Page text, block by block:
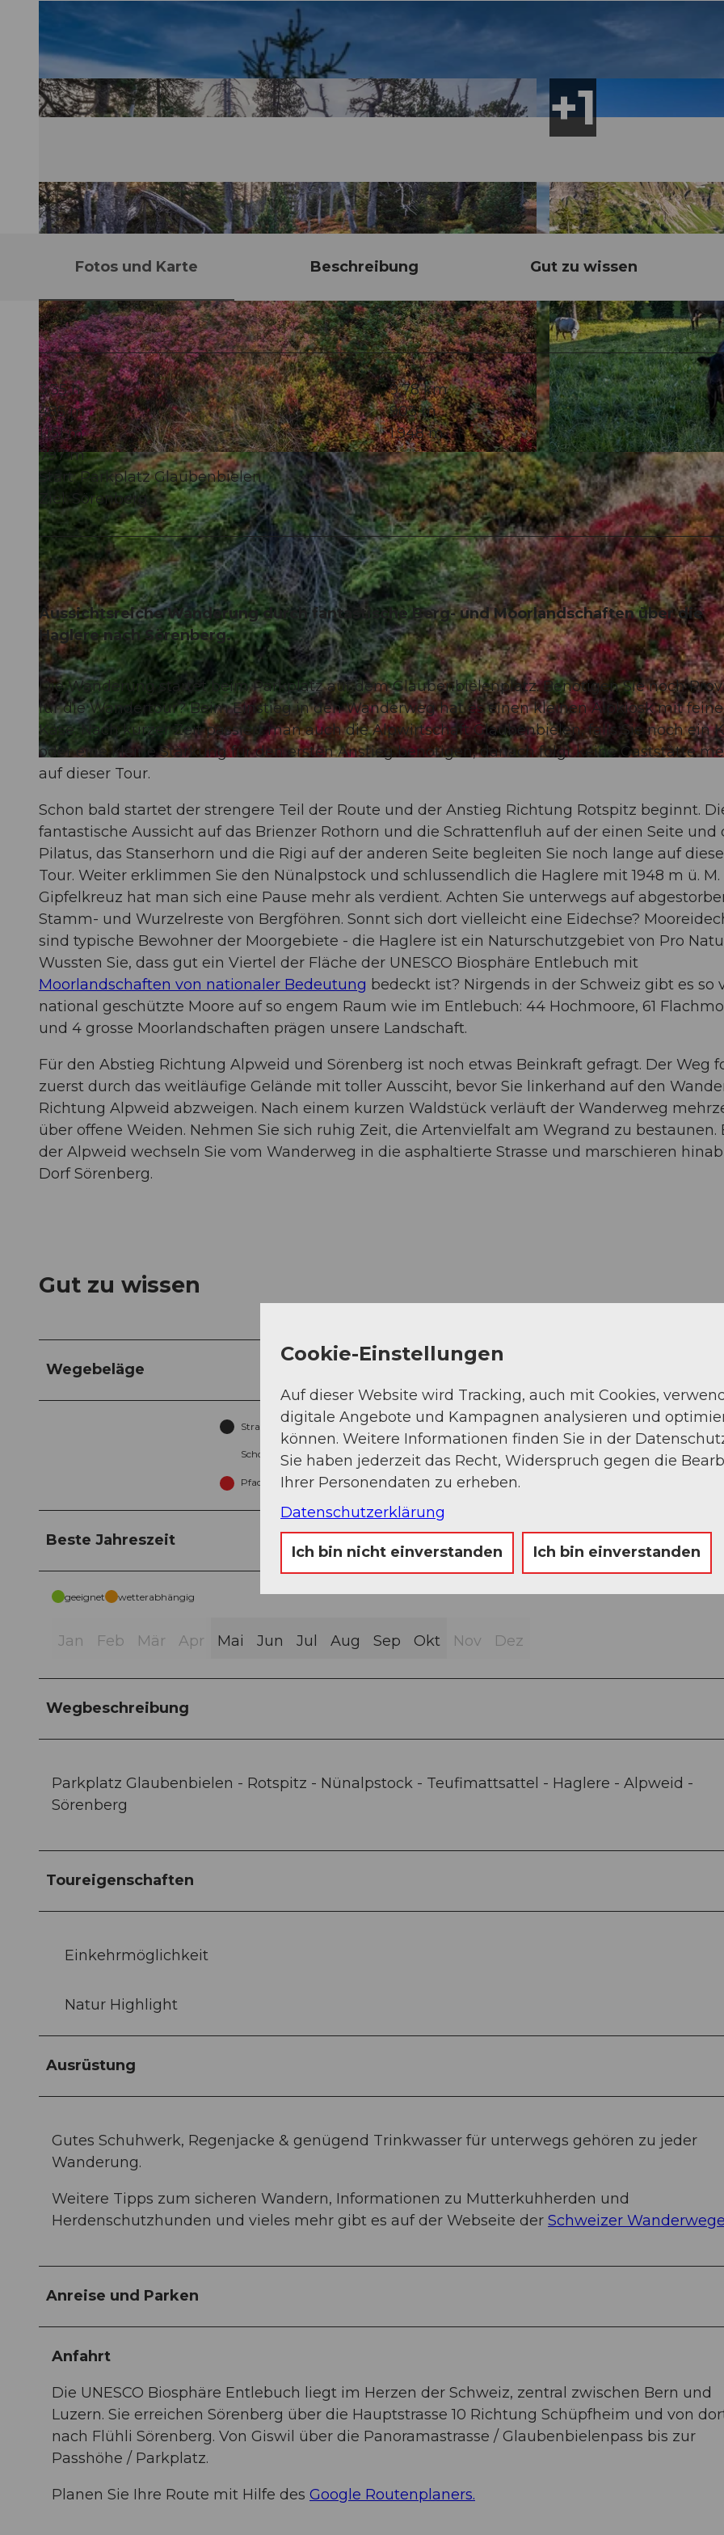
© Martin Mägli, UNESCO Biosphäre Entlebuch © Martin Mägli, UNESCO Biosphäre Entlebuch
Fotos und Karte Beschreibung Gut zu wissen
3:35 h
9,78 km
485 m
903 m
1.151 m
1.948 m
797 m
Start: Parkplatz Glaubenbielen
Ziel: Sörenberg
Aussichtsreiche Wanderung durch fantastische Berg- und Moorlandschaften über die
Haglere nach Sörenberg.
Die Wanderung startet beim Parkplatz auf dem Glaubenbielenplatz. Benötigen Sie noch
für die Wandertour? Beim Einstieg in den Wanderweg hat es einen kleinen Alpkiosk mit
Käse. Nach kurzer Zeit passiert man auch die Alpwirtschaft Glaubenbielen, falls Sie noch ein
oder eine kleine Stärkung für den ersten Anstieg benötigen, danach folgt keine Gaststätte
auf dieser Tour.
Schon bald startet der strengere Teil der Route und der Anstieg Richtung Rotspitz beginnt.
fantastische Aussicht auf das Brienzer Rothorn und die Schrattenfluh auf der einen Seite und
Pilatus, das Stanserhorn und die Rigi auf der anderen Seite begleiten Sie noch lange auf
Tour. Weiter erklimmen Sie den Nünalpstock und schlussendlich die Haglere mit 1948 m ü. M.
Gipfelkreuz hat man sich eine Pause mehr als verdient. Achten Sie unterwegs auf
Stamm- und Wurzelreste von Bergföhren. Sonnt sich dort vielleicht eine Eidechse?
sind typische Bewohner der Moorgebiete - die Haglere ist ein Naturschutzgebiet von Pro
Wussten Sie, dass gut ein Viertel der Fläche der UNESCO Biosphäre Entlebuch mit
Moorlandschaften von nationaler Bedeutung bedeckt ist? Nirgends in der Schweiz gibt es so
national geschützte Moore auf so engem Raum wie im Entlebuch: 44 Hochmoore, 61
und 4 grosse Moorlandschaften prägen unsere Landschaft.
Für den Abstieg Richtung Alpweid und Sörenberg ist noch etwas Beinkraft gefragt. Der Weg
zuerst durch das weitläufige Gelände mit toller Aussciht, bevor Sie linkerhand auf den
Richtung Alpweid abzweigen. Nach einem kurzen Waldstück verläuft der Wanderweg
über offene Weiden. Nehmen Sie sich ruhig Zeit, die Artenvielfalt am Wegrand zu bestaunen.
der Alpweid wechseln Sie vom Wanderweg in die asphaltierte Strasse und marschieren
Dorf Sörenberg.
Gut zu wissen
Wegebeläge
Strasse (3%) Asphalt (23%)
Schotter (5%) Weg (14%)
Pfad (55%)
Beste Jahreszeit
geeignet wetterabhängig
Jan Feb Mär Apr Mai Jun Jul Aug Sep Okt Nov Dez
Wegbeschreibung
Parkplatz Glaubenbielen - Rotspitz - Nünalpstock - Teufimattsattel - Haglere - Alpweid -
Sörenberg
Toureigenschaften
Einkehrmöglichkeit
Natur Highlight
Ausrüstung
Gutes Schuhwerk, Regenjacke & genügend Trinkwasser für unterwegs gehören zu jeder
Wanderung.
Weitere Tipps zum sicheren Wandern, Informationen zu Mutterkuhherden und
Herdenschutzhunden und vieles mehr gibt es auf der Webseite der Schweizer
Anreise und Parken
Anfahrt
Die UNESCO Biosphäre Entlebuch liegt im Herzen der Schweiz, zentral zwischen Bern und
Luzern. Sie erreichen Sörenberg über die Hauptstrasse 10 Richtung Schüpfheim und von
nach Flühli Sörenberg. Von Giswil über die Panoramastrasse / Glaubenbielenpass bis zur
Passhöhe / Parkplatz.
Planen Sie Ihre Route mit Hilfe des Google Routenplaners.
Cookie-Einstellungen
Auf dieser Website wird Tracking, auch mit Cookies,
digitale Angebote und Kampagnen analysieren und
können. Weitere Informationen finden Sie in der
Sie haben jederzeit das Recht, Widerspruch gegen die
Ihrer Personendaten zu erheben.
Datenschutzerklärung
Ich bin nicht einverstanden Ich bin einverstanden